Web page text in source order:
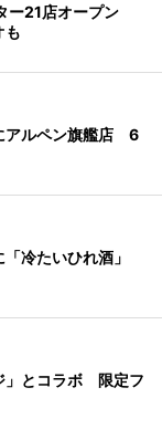
ー21店オープン
も
アルペン旗艦店 6
「冷たいひれ酒」
」とコラボ 限定フ